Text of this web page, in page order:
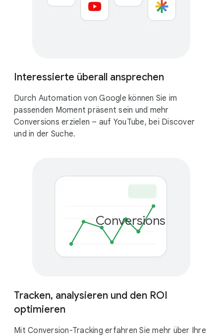
Interessierte überall ansprechen
Durch Automation von Google können Sie im
passenden Moment präsent sein und mehr
Conversions erzielen – auf YouTube, bei Discover
und in der Suche.
Conversions
Tracken, analysieren und den ROI
optimieren
Mit Conversion-Tracking erfahren Sie mehr über Ihre